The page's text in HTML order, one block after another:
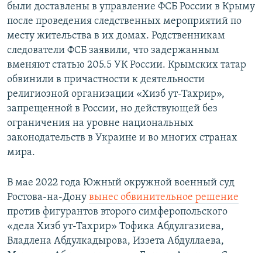
были доставлены в управление ФСБ России в Крыму
после проведения следственных мероприятий по
месту жительства в их домах. Родственникам
следователи ФСБ заявили, что задержанным
вменяют статью 205.5 УК России. Крымских татар
обвинили в причастности к деятельности
религиозной организации «Хизб ут-Тахрир»,
запрещенной в России, но действующей без
ограничения на уровне национальных
законодательств в Украине и во многих странах
мира.
В мае 2022 года Южный окружной военный суд
Ростова-на-Дону вынес обвинительное решение
против фигурантов второго симферопольского
«дела Хизб ут-Тахрир» Тофика Абдулгазиева,
Владлена Абдулкадырова, Иззета Абдуллаева,